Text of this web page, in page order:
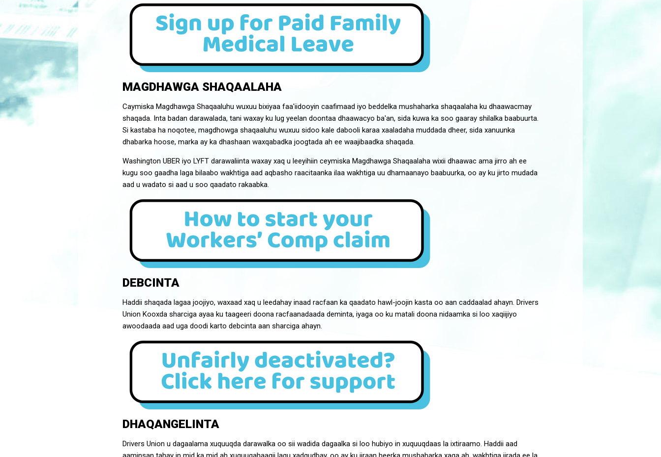
MAGDHAWGA SHAQAALAHA
Caymiska Magdhawga Shaqaaluhu wuxuu bixiyaa faa'iidooyin caafimaad iyo beddelka mushaharka shaqaalaha ku dhaawacmay
shaqada. Inta badan darawalada, tani waxay ku lug yeelan doontaa dhaawacyo ba'an, sida kuwa ka soo gaaray shilalka baabuurta.
Si kastaba ha noqotee, magdhowga shaqaaluhu wuxuu sidoo kale dabooli karaa xaaladaha muddada dheer, sida xanuunka
dhabarka hoose, marka ay ka dhashaan waxqabadka joogtada ah ee waajibaadka shaqada.
Washington UBER iyo LYFT darawaliinta waxay xaq u leeyihiin ceymiska Magdhawga Shaqaalaha wixii dhaawac ama jirro ah ee
kugu soo gaadha laga bilaabo wakhtiga aad aqbasho raacitaanka ilaa wakhtiga uu dhamaanayo baabuurka, oo ay ku jirto mudada
aad u wadato si aad u soo qaadato rakaabka.
DEBCINTA
Haddii shaqada lagaa joojiyo, waxaad xaq u leedahay inaad racfaan ka qaadato hawl-joojin kasta oo aan caddaalad ahayn. Drivers
Union Kooxda sharciga ayaa ku taageeri doona racfaanadaada deminta, iyaga oo ku matali doona nidaamka si loo xaqiijiyo
awoodaada aad uga doodi karto debcinta aan sharciga ahayn.
DHAQANGELINTA
Drivers Union u dagaalama xuquuqda darawalka oo sii wadida dagaalka si loo hubiyo in xuquuqdaas la ixtiraamo. Haddii aad